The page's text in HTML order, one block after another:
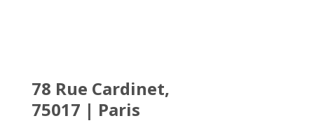
78 Rue Cardinet,
75017 | Paris